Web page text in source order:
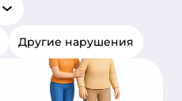
Другие нарушения